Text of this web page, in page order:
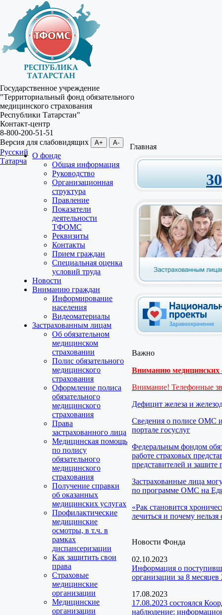
Государственное учреждение
"Территориальный фонд обязательного
медицинского страхования
Республики Татарстан"
Контакт-центр
8-800-200-51-51
Версия для слабовидящих
A+ A-
Русский
Татарча
О фонде
Общая информация
Руководство
Организационная
структура
Правление
Показатели
деятельности
ТФОМС
Реквизиты
Контакты
Прием граждан
Специальная оценка
условий труда
Новости
Вниманию граждан
Информирование
населения
Видеоматериалы
Застрахованным лицам
Об обязательном
медицинском
страховании
Полис обязательного
медицинского
страхования
Оформление полиса
обязательного
медицинского
страхования
Права
застрахованного лица
Медицинская помощь
по полису
обязательного
медицинского
страхования
Получение справки
об оказанных
медицинских услугах
Профилактические
медицинские
осмотры, в т.ч. в
рамках
диспансеризации
Как защитить свои
права
Страховые
медицинские
организации
Медицинские
организации
Главная
Важно
Вниманию медицинских
Внимание! Телефонные
Дефицит железа и
Сведения о полисе ОМС
портале госуслуг
Федеральным фондом
работе страховых
представителей и защите
Застрахованные лица
по программе ОМС на
«Рак становится
лечиться и почему нельзя
Новости Фонда
02.10.2023
Информация о
организации за 8 месяцев
17.08.2023
17.08.2023 состоялся
наблюдение: